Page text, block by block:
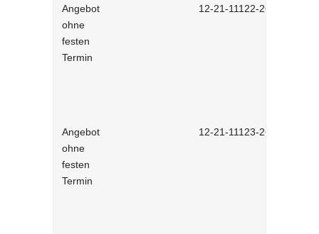
Angebot
ohne
festen
Termin
12-21-11122-2601
Angebot
ohne
festen
Termin
12-21-11123-2601